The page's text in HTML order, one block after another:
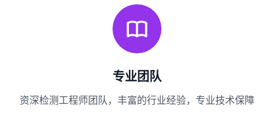
专业团队
资深检测工程师团队，丰富的行业经验，专业技术保障